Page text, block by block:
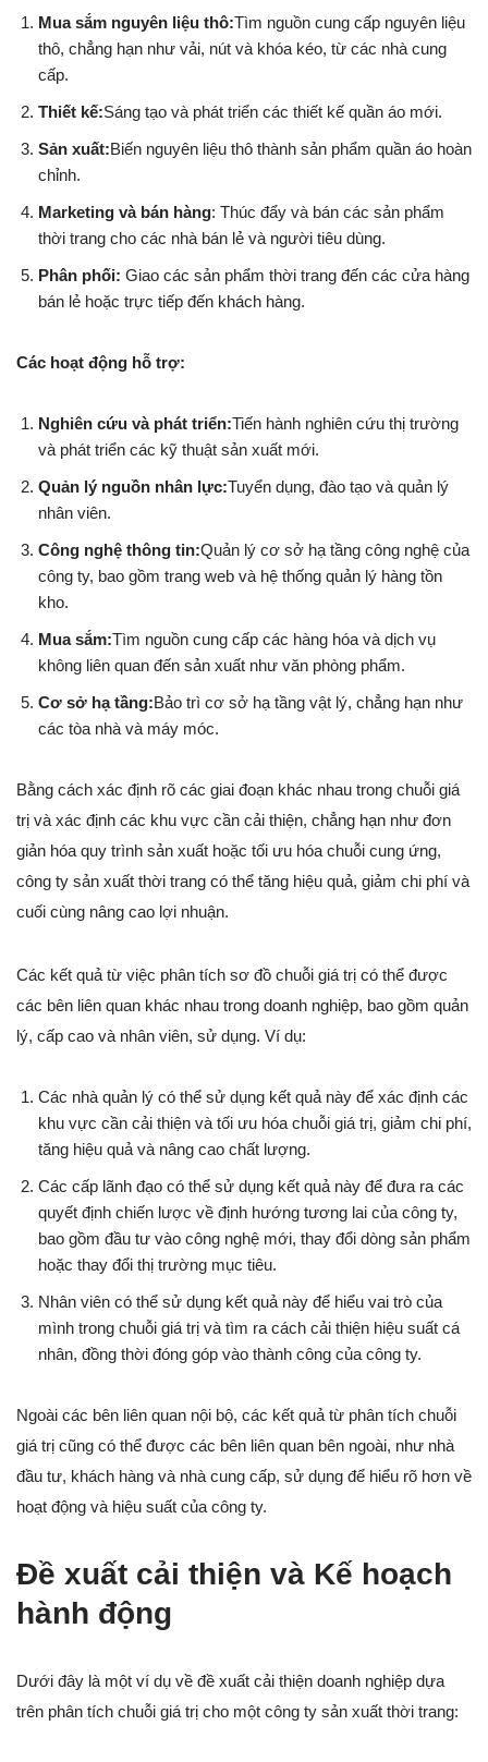
Mua sắm nguyên liệu thô:Tìm nguồn cung cấp nguyên liệu
thô, chẳng hạn như vải, nút và khóa kéo, từ các nhà cung
cấp.
Thiết kế:Sáng tạo và phát triển các thiết kế quần áo mới.
Sản xuất:Biến nguyên liệu thô thành sản phẩm quần áo hoàn
chỉnh.
Marketing và bán hàng: Thúc đẩy và bán các sản phẩm
thời trang cho các nhà bán lẻ và người tiêu dùng.
Phân phối: Giao các sản phẩm thời trang đến các cửa hàng
bán lẻ hoặc trực tiếp đến khách hàng.
Các hoạt động hỗ trợ:
Nghiên cứu và phát triển:Tiến hành nghiên cứu thị trường
và phát triển các kỹ thuật sản xuất mới.
Quản lý nguồn nhân lực:Tuyển dụng, đào tạo và quản lý
nhân viên.
Công nghệ thông tin:Quản lý cơ sở hạ tầng công nghệ của
công ty, bao gồm trang web và hệ thống quản lý hàng tồn
kho.
Mua sắm:Tìm nguồn cung cấp các hàng hóa và dịch vụ
không liên quan đến sản xuất như văn phòng phẩm.
Cơ sở hạ tầng:Bảo trì cơ sở hạ tầng vật lý, chẳng hạn như
các tòa nhà và máy móc.
Bằng cách xác định rõ các giai đoạn khác nhau trong chuỗi giá
trị và xác định các khu vực cần cải thiện, chẳng hạn như đơn
giản hóa quy trình sản xuất hoặc tối ưu hóa chuỗi cung ứng,
công ty sản xuất thời trang có thể tăng hiệu quả, giảm chi phí và
cuối cùng nâng cao lợi nhuận.
Các kết quả từ việc phân tích sơ đồ chuỗi giá trị có thể được
các bên liên quan khác nhau trong doanh nghiệp, bao gồm quản
lý, cấp cao và nhân viên, sử dụng. Ví dụ:
Các nhà quản lý có thể sử dụng kết quả này để xác định các
khu vực cần cải thiện và tối ưu hóa chuỗi giá trị, giảm chi phí,
tăng hiệu quả và nâng cao chất lượng.
Các cấp lãnh đạo có thể sử dụng kết quả này để đưa ra các
quyết định chiến lược về định hướng tương lai của công ty,
bao gồm đầu tư vào công nghệ mới, thay đổi dòng sản phẩm
hoặc thay đổi thị trường mục tiêu.
Nhân viên có thể sử dụng kết quả này để hiểu vai trò của
mình trong chuỗi giá trị và tìm ra cách cải thiện hiệu suất cá
nhân, đồng thời đóng góp vào thành công của công ty.
Ngoài các bên liên quan nội bộ, các kết quả từ phân tích chuỗi
giá trị cũng có thể được các bên liên quan bên ngoài, như nhà
đầu tư, khách hàng và nhà cung cấp, sử dụng để hiểu rõ hơn về
hoạt động và hiệu suất của công ty.
Đề xuất cải thiện và Kế hoạch
hành động
Dưới đây là một ví dụ về đề xuất cải thiện doanh nghiệp dựa
trên phân tích chuỗi giá trị cho một công ty sản xuất thời trang: